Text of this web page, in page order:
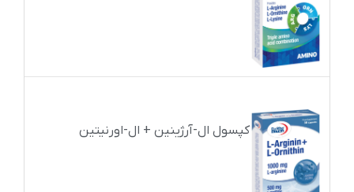
کپسول ال-آرژینین + ال-اورنیتین